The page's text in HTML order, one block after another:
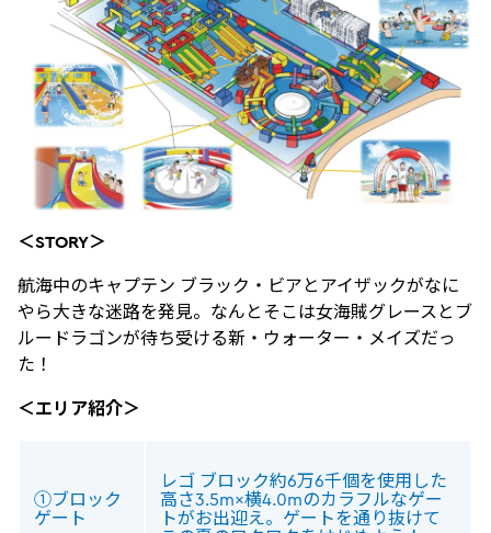
＜STORY＞
航海中のキャプテン ブラック・ビアとアイザックがなに
やら大きな迷路を発見。なんとそこは女海賊グレースとブ
ルードラゴンが待ち受ける新・ウォーター・メイズだっ
た！
＜エリア紹介＞
①ブロック
ゲート
レゴ ブロック約6万6千個を使用した
高さ3.5m×横4.0mのカラフルなゲー
トがお出迎え。ゲートを通り抜けて